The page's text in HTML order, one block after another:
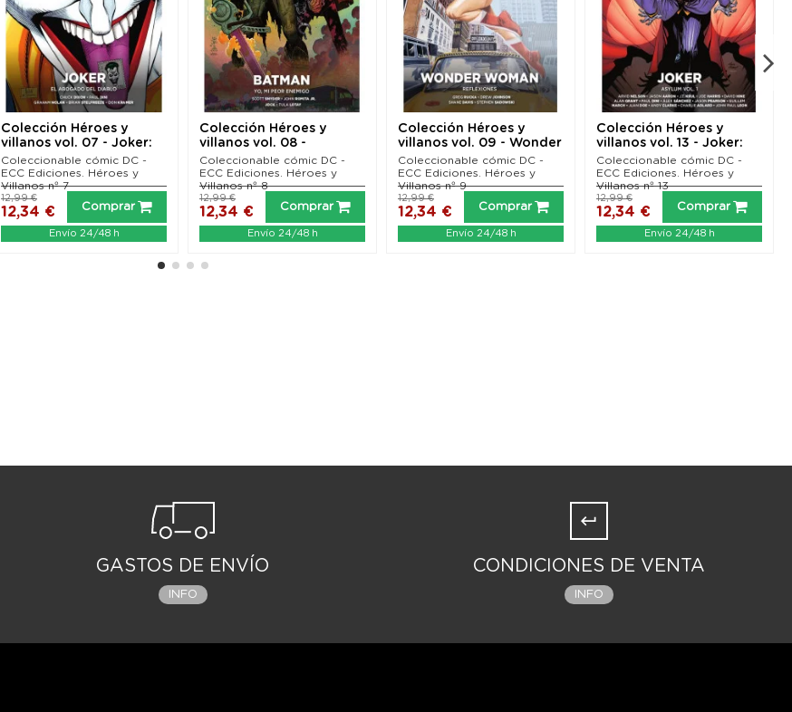
Colección Héroes y
villanos vol. 07 - Joker:
Abogado del diablo
Coleccionable cómic DC -
ECC Ediciones. Héroes y
Villanos nº 7
12,34 €
12,99 €
Comprar
Envío 24/48 h
Colección Héroes y
villanos vol. 08 -
Batman: Yo, mi peor...
Coleccionable cómic DC -
ECC Ediciones. Héroes y
Villanos nº 8
12,34 €
12,99 €
Comprar
Envío 24/48 h
Colección Héroes y
villanos vol. 09 - Wonder
Woman: Reflexiones
Coleccionable cómic DC -
ECC Ediciones. Héroes y
Villanos nº 9
12,34 €
12,99 €
Comprar
Envío 24/48 h
Colección Héroes y
villanos vol. 13 - Joker:
Asylum vol. 1
Coleccionable cómic DC -
ECC Ediciones. Héroes y
Villanos nº 13
12,34 €
12,99 €
Comprar
Envío 24/48 h
GASTOS DE ENVÍO
INFO
CONDICIONES DE VENTA
INFO